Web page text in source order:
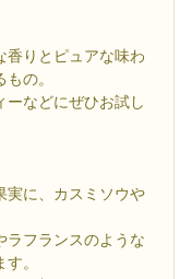
香りとピュアな味わ
の。
ーなどにぜひお試し
実に、カスミソウや
ラフランスのような
。